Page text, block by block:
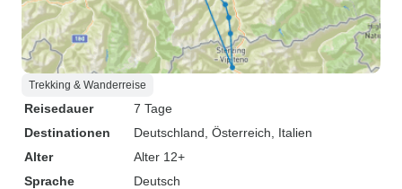
Trekking & Wanderreise
Reisedauer
7 Tage
Destinationen
Deutschland , Österreich , Italien
Alter
Alter 12+
Sprache
Deutsch